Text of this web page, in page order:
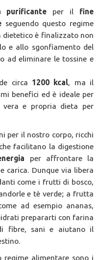
purificante per il fine
seguendo questo regime
dietetico è finalizzato non
e allo sgonfiamento del
ad eliminare le tossine e
circa 1200 kcal, ma il
benefici ed è ideale per
vera e propria dieta per
per il nostro corpo, ricchi
facilitano la digestione
per affrontare la
carica. Dunque via libera
come i frutti di bosco,
e tè verde; a frutta
ad esempio ananas,
prepararti con farina
fibre, sani e aiutano il
alimentare sono i